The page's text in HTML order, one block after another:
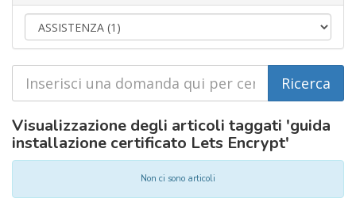
Visualizzazione degli articoli taggati 'guida
installazione certificato Lets Encrypt'
Non ci sono articoli